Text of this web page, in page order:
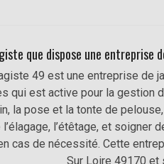
que dispose une
49 est une entreprise de
qui est active pour la gestion
la pose et la tonte de
l’élagage, l’étêtage, et
en cas de nécessité. Cette
Sur Loire 49170 et